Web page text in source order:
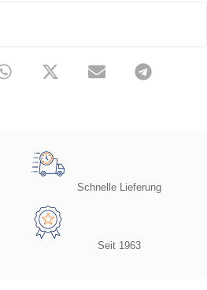
Schnelle Lieferung
Seit 1963